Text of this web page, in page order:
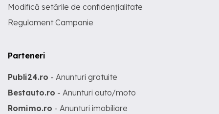
Modifică setările de confidențialitate
Regulament Campanie
Parteneri
Publi24.ro - Anunturi gratuite
Bestauto.ro - Anunturi auto/moto
Romimo.ro - Anunturi imobiliare